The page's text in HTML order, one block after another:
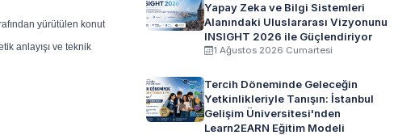
yürütülen konut
anlayışı ve teknik
Yapay Zeka ve Bilgi Sistemleri
Alanındaki Uluslararası Vizyonunu
INSIGHT 2026 ile Güçlendiriyor
1 Ağustos 2026 Cumartesi
Tercih Döneminde Geleceğin
Yetkinlikleriyle Tanışın: İstanbul
Gelişim Üniversitesi'nden
Learn2EARN Eğitim Modeli